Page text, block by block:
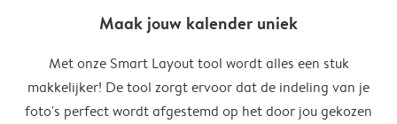
Maak jouw kalender uniek
Met onze Smart Layout tool wordt alles een stuk
makkelijker! De tool zorgt ervoor dat de indeling van je
foto's perfect wordt afgestemd op het door jou gekozen